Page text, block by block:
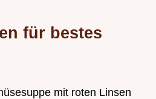
für bestes
mit roten Linsen